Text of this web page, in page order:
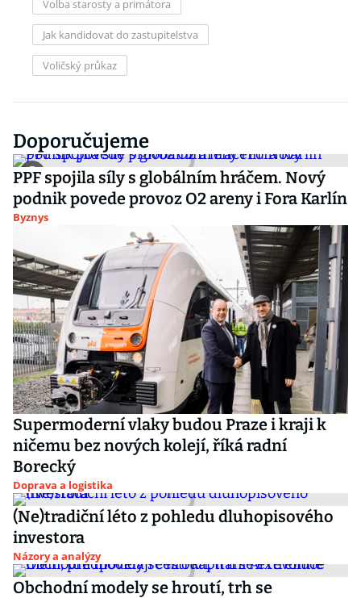
Volba starosty a primátora
Jak kandidovat do zastupitelstva
Voličský průkaz
Doporučujeme
PPF spojila síly s globálním hráčem. Nový
podnik povede provoz O2 areny i Fora Karlín
Byznys
Supermoderní vlaky budou Praze i kraji k
ničemu bez nových kolejí, říká radní
Borecký
Doprava a logistika
(Ne)tradiční léto z pohledu dluhopisového
investora
Názory a analýzy
Obchodní modely se hroutí, trh se